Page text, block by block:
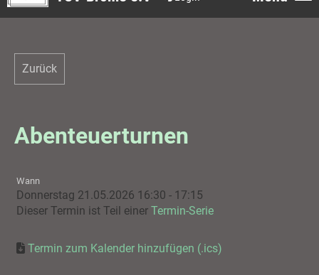
Zurück
Abenteuerturnen
Wann
Donnerstag 21.05.2026 16:30 - 17:15
Dieser Termin ist Teil einer Termin-Serie
Termin zum Kalender hinzufügen (.ics)